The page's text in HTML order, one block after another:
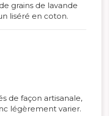
grains de lavande
liséré en coton.
de façon artisanale,
légèrement varier.